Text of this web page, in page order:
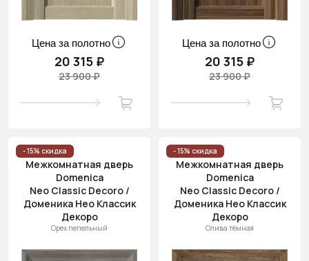
Цена за полотно
20 315 ₽
23 900 ₽
Цена за полотно
20 315 ₽
23 900 ₽
- 15% скидка
Межкомнатная дверь
Domenica
Neo Classic Decoro /
Доменика Нео Классик
Декоро
Орех пепельный
- 15% скидка
Межкомнатная дверь
Domenica
Neo Classic Decoro /
Доменика Нео Классик
Декоро
Олива тёмная